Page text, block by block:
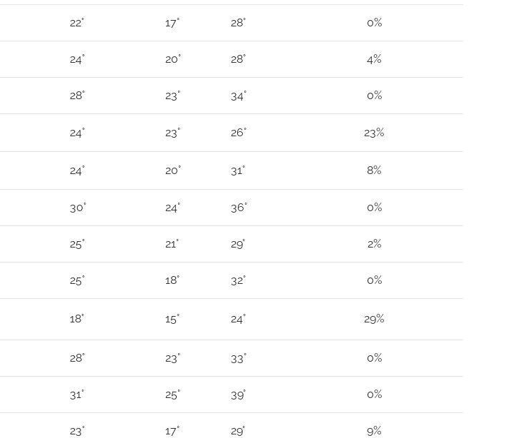
22° 17° 28° 0%
24° 20° 28° 4%
28° 23° 34° 0%
24° 23° 26° 23%
24° 20° 31° 8%
30° 24° 36° 0%
25° 21° 29° 2%
25° 18° 32° 0%
18° 15° 24° 29%
28° 23° 33° 0%
31° 25° 39° 0%
23° 17° 29° 9%